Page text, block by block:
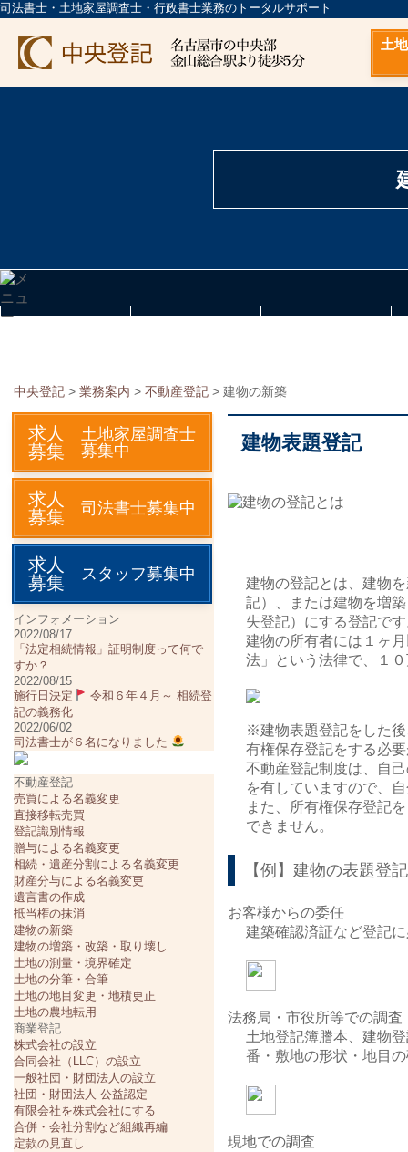
司法書士・土地家屋調査士・行政書士業務のトータルサポート
土
中央登記 > 業務案内 > 不動産登記 > 建物の新築
建物表題登記
建物の登記とは、建物
記）、または建物を増
失登記）にする登記で
建物の所有者には１ヶ
法」という法律で、１
※建物表題登記をした
有権保存登記をする必
不動産登記制度は、自
を有していますので、
また、所有権保存登記
できません。
【例】建物の表題登
お客様からの委任
建築確認済証など登記
法務局・市役所等での調査
土地登記簿謄本、建物
番・敷地の形状・地目
現地での調査
求人
募集
土地家屋調査士
募集中
求人
募集
司法書士募集中
求人
募集
スタッフ募集中
インフォメーション
2022/08/17
「法定相続情報」証明制度って何で
すか？
2022/08/15
施行日決定
令和６年４月～ 相続登
記の義務化
2022/06/02
司法書士が６名になりました
不動産登記
売買による名義変更
直接移転売買
登記識別情報
贈与による名義変更
相続・遺産分割による名義変更
財産分与による名義変更
遺言書の作成
抵当権の抹消
建物の新築
建物の増築・改築・取り壊し
土地の測量・境界確定
土地の分筆・合筆
土地の地目変更・地積更正
土地の農地転用
商業登記
株式会社の設立
合同会社（LLC）の設立
一般社団・財団法人の設立
社団・財団法人 公益認定
有限会社を株式会社にする
合併・会社分割など組織再編
定款の見直し